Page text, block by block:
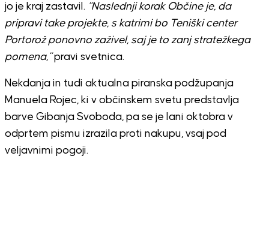
jo je kraj zastavil. “Naslednji korak Občine je, da
pripravi take projekte, s katrimi bo Teniški center
Portorož ponovno zaživel, saj je to zanj stratežkega
pomena,”pravi svetnica.
Nekdanja in tudi aktualna piranska podžupanja
Manuela Rojec, ki v občinskem svetu predstavlja
barve Gibanja Svoboda, pa se je lani oktobra v
odprtem pismu izrazila proti nakupu, vsaj pod
veljavnimi pogoji.